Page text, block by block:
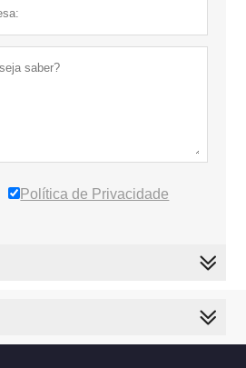
Política de Privacidade